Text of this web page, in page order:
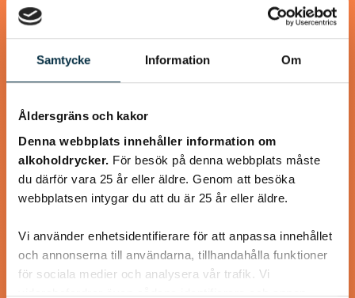
Samtycke Information Om
Åldersgräns och kakor
Denna webbplats innehåller information om
alkoholdrycker. För besök på denna webbplats måste
du därför vara 25 år eller äldre. Genom att besöka
webbplatsen intygar du att du är 25 år eller äldre.
Vi använder enhetsidentifierare för att anpassa innehållet
och annonserna till användarna, tillhandahålla funktioner
för sociala medier och analysera vår trafik. Vi
En längtan till Turkisk mat
@heartfriend